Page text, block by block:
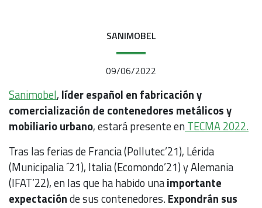
SANIMOBEL
09/06/2022
Sanimobel, líder español en fabricación y
comercialización de contenedores metálicos y
mobiliario urbano, estará presente enTECMA 2022.
Tras las ferias de Francia (Pollutec’21), Lérida
(Municipalia ´21), Italia (Ecomondo’21) y Alemania
(IFAT’22), en las que ha habido unaimportante
expectaciónde sus contenedores.Expondrán sus